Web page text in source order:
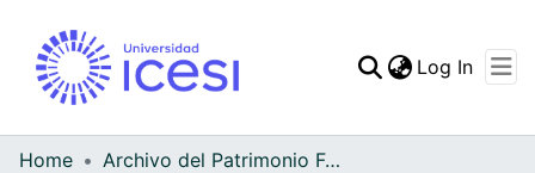
Log In
Home
Archivo del Patrimonio Fotográfico y Fílmico del Valle del Cauca